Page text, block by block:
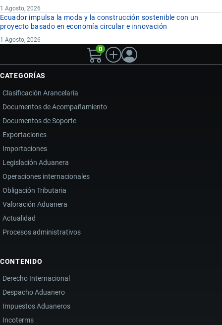
1 Agosto, 2026
Ecuador impulsa la moda y la construcción sostenible con un
proyecto basado en economía circular e innovación
1 Agosto, 2026
0
CATEGORÍAS
Clasificación Arancelaria
Documentos de Acompañamiento
Documentos de Soporte
Exportaciones
Importaciones
Legislación Aduanera
Operaciones internacionales
Obligación Tributaria
Valoración Aduanera
Actualidad
Procesos administrativos
CONTENIDO
Derecho Internacional
Despacho Aduanero
Impuestos Aduaneros
Incoterms